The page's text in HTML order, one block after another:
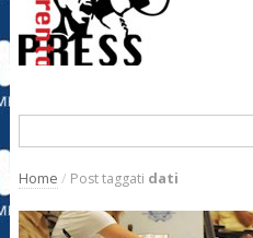
Home / Post taggati dati